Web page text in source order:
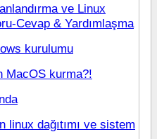
ve Linux
Cevap & Yardımlaşma
kurulumu
MacOS kurma?!
linux dağıtımı ve sistem